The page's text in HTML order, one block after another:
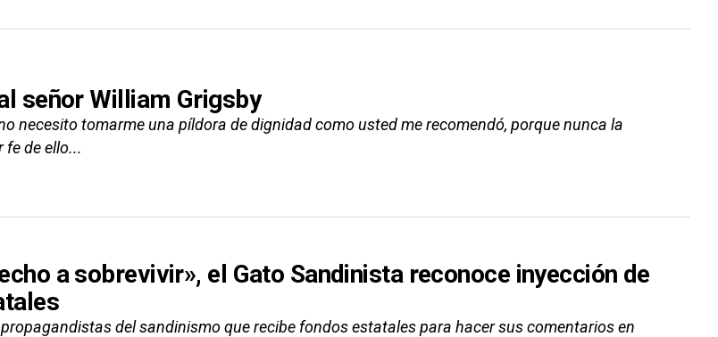
señor William Grigsby
necesito tomarme una píldora de dignidad como usted me recomendó, porque nunca la
fe de ello...
a sobrevivir», el Gato Sandinista reconoce inyección de
del sandinismo que recibe fondos estatales para hacer sus comentarios en